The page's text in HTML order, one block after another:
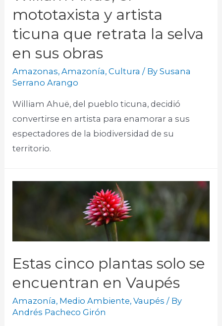
mototaxista y artista
ticuna que retrata la selva
en sus obras
Amazonas,Amazonía,Cultura / BySusana
Serrano Arango
William Ahuë, del pueblo ticuna, decidió
convertirse en artista para enamorar a sus
espectadores de la biodiversidad de su
territorio.​
Estas cinco plantas solo se
encuentran en Vaupés
Amazonía, Medio Ambiente,Vaupés / By
Andrés Pacheco Girón